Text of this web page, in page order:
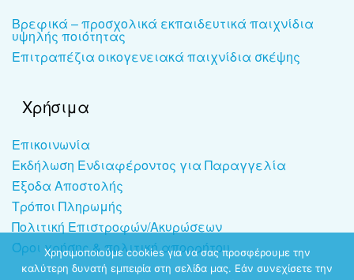
Βρεφικά – προσχολικά εκπαιδευτικά παιχνίδια
υψηλής ποιότητας
Επιτραπέζια οικογενειακά παιχνίδια σκέψης
Χρήσιμα
Επικοινωνία
Εκδήλωση Ενδιαφέροντος για Παραγγελία
Έξοδα Αποστολής
Τρόποι Πληρωμής
Πολιτική Επιστροφών/Ακυρώσεων
Όροι χρήσης & πολιτική απορρήτου
Χρησιμοποιούμε cookies για να σας προσφέρουμε την
καλύτερη δυνατή εμπειρία στη σελίδα μας. Εάν συνεχίσετε την